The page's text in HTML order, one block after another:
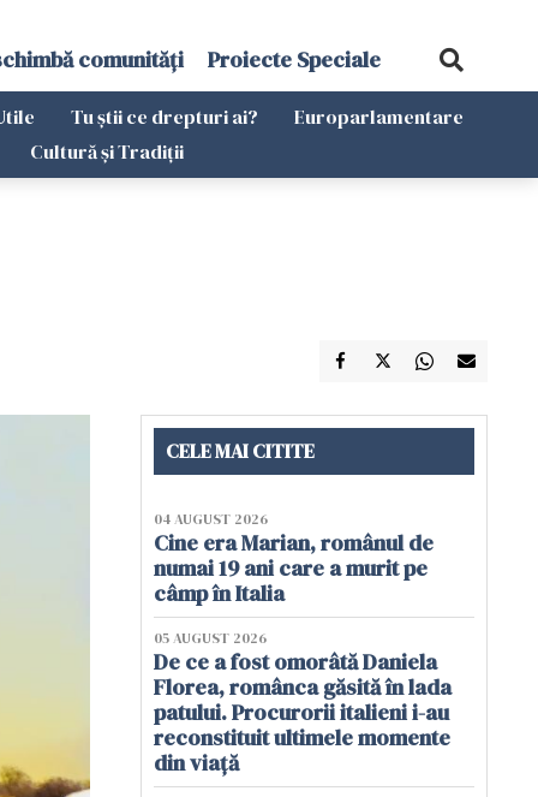
comunități Proiecte Speciale
Tu știi ce drepturi ai?
Europarlamentare
Cultură și Tradiții
CELE MAI CITITE
04 AUGUST 2026
Cine era Marian, românul de
numai 19 ani care a murit pe
câmp în Italia
05 AUGUST 2026
De ce a fost omorâtă Daniela
Florea, românca găsită în lada
patului. Procurorii italieni i-au
reconstituit ultimele momente
din viață